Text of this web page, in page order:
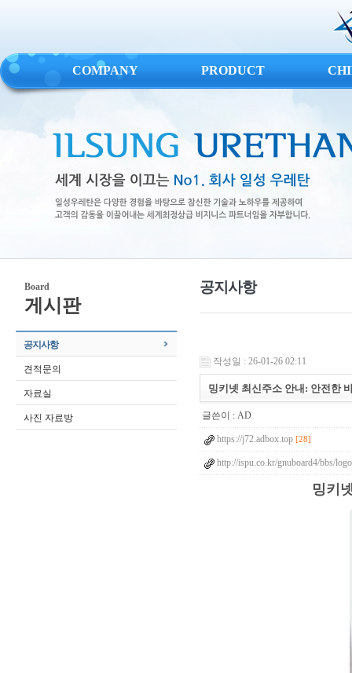
COMPANY PRODUCT
Board
게시판
공지사항
견적문의
자료실
사진 자료방
공지사항
작성일 : 26-01-26 02:11
밍키넷 최신주소 안내: 안전한
글쓴이 : AD
https://j72.adbox.top [28]
http://ispu.co.kr/gnuboard4/bbs/
밍키